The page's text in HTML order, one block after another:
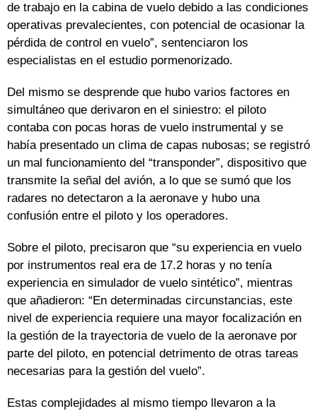
de trabajo en la cabina de vuelo debido a las condiciones
operativas prevalecientes, con potencial de ocasionar la
pérdida de control en vuelo”, sentenciaron los
especialistas en el estudio pormenorizado.
Del mismo se desprende que hubo varios factores en
simultáneo que derivaron en el siniestro: el piloto
contaba con pocas horas de vuelo instrumental y se
había presentado un clima de capas nubosas; se registró
un mal funcionamiento del “transponder”, dispositivo que
transmite la señal del avión, a lo que se sumó que los
radares no detectaron a la aeronave y hubo una
confusión entre el piloto y los operadores.
Sobre el piloto, precisaron que “su experiencia en vuelo
por instrumentos real era de 17.2 horas y no tenía
experiencia en simulador de vuelo sintético”, mientras
que añadieron: “En determinadas circunstancias, este
nivel de experiencia requiere una mayor focalización en
la gestión de la trayectoria de vuelo de la aeronave por
parte del piloto, en potencial detrimento de otras tareas
necesarias para la gestión del vuelo”.
Estas complejidades al mismo tiempo llevaron a la